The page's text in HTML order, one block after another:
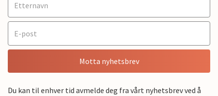
Motta nyhetsbrev
Du kan til enhver tid avmelde deg fra vårt nyhetsbrev ved å